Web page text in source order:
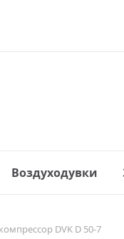
Воздуходувки
DVK D 50-7